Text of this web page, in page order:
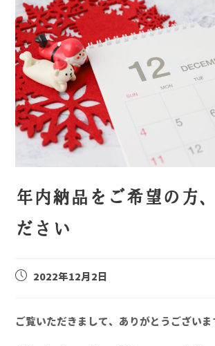
年内納品をご希望の方
ださい
2022年12月2日
ご覧いただきまして、ありがとうございま